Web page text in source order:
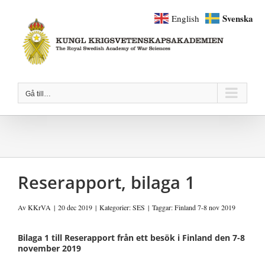
innehållet
Gå till…
Reserapport, bilaga 1
AvKKrVA | 20 dec 2019 | Kategorier:SES | Taggar:Finland 7-8 nov 2019
Bilaga 1 till Reserapport från ett besök i Finland den 7-8
november 2019
English Svenska